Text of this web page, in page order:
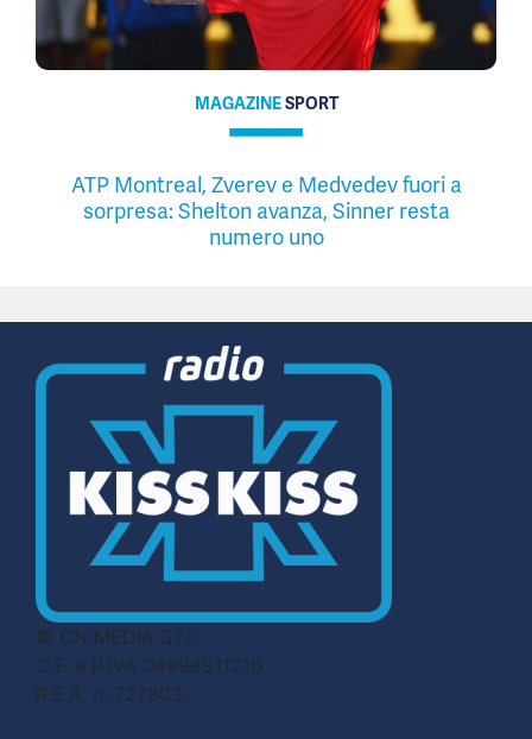
MAGAZINESPORT
ATP Montreal, Zverev e Medvedev fuori a
sorpresa: Shelton avanza, Sinner resta
numero uno
© CN MEDIA S.r.l.
C.F. e P.IVA 04998911210
R.E.A. n. 727803